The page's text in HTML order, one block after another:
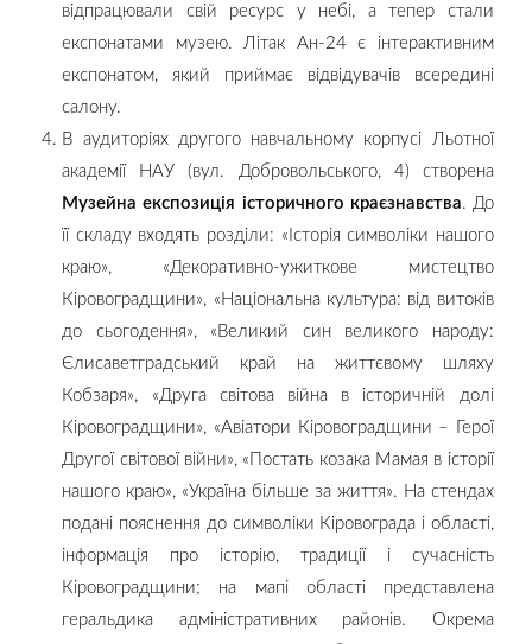
відпрацювали свій ресурс у небі, а тепер стали
експонатами музею. Літак Ан-24 є інтерактивним
експонатом, який приймає відвідувачів всередині
салону.
В аудиторіях другого навчальному корпусі Льотної
академії НАУ (вул. Добровольського, 4) створена
Музейна експозиція історичного краєзнавства. До
її складу входять розділи: «Історія символіки нашого
краю», «Декоративно-ужиткове мистецтво
Кіровоградщини», «Національна культура: від витоків
до сьогодення», «Великий син великого народу:
Єлисаветградський край на життєвому шляху
Кобзаря», «Друга світова війна в історичній долі
Кіровоградщини», «Авіатори Кіровоградщини – Герої
Другої світової війни», «Постать козака Мамая в історії
нашого краю», «Україна більше за життя». На стендах
подані пояснення до символіки Кіровограда і області,
інформація про історію, традиції і сучасність
Кіровоградщини; на мапі області представлена
геральдика адміністративних районів. Окрема